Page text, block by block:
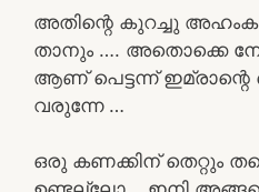
അതിന്റെ കുറച്ചു
താനും …. അതൊക്കെ
ആണ് പെട്ടന്ന് ഇമ്രാന്റെ
വരുന്നേ …
ഒരു കണക്കിന് തെറ്റും